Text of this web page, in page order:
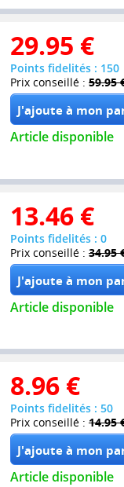
29.95 €
Points fidelités : 150
Prix conseillé : 59.95
Article disponible
13.46 €
Points fidelités : 0
Prix conseillé : 34.95
Article disponible
8.96 €
Points fidelités : 50
Prix conseillé : 14.95
Article disponible